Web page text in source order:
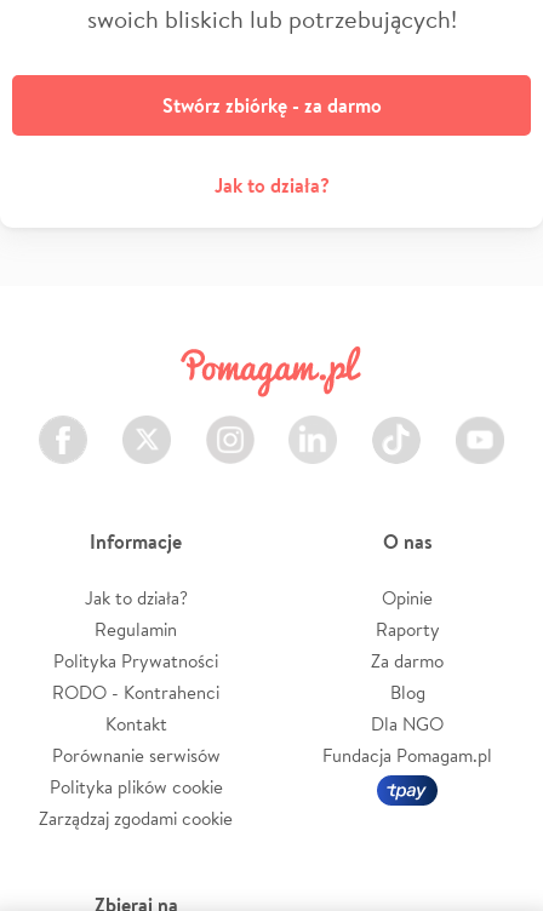
swoich bliskich lub potrzebujących!
Stwórz zbiórkę - za darmo
Jak to działa?
Facebook Twitter Instagram LinkedIn TikTok Youtube
Informacje
Jak to działa?
Regulamin
Polityka Prywatności
RODO - Kontrahenci
Kontakt
Porównanie serwisów
Polityka plików cookie
Zarządzaj zgodami cookie
O nas
Opinie
Raporty
Za darmo
Blog
Dla NGO
Fundacja Pomagam.pl
Zbieraj na